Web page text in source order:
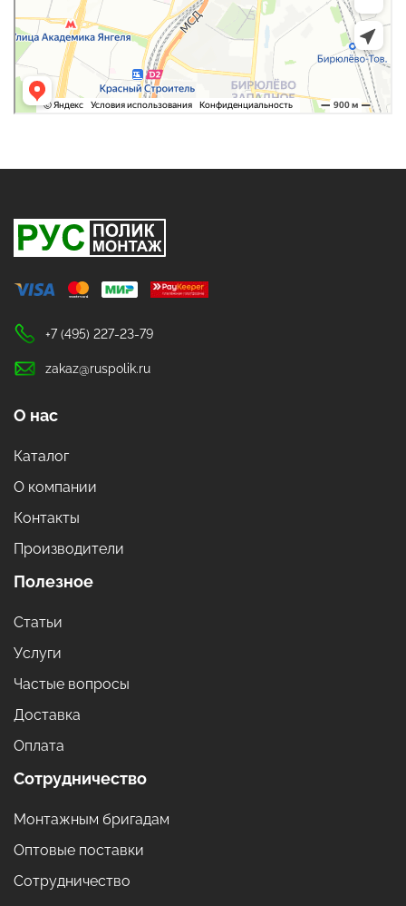
+7 (495) 227-23-79
zakaz@ruspolik.ru
О нас
Каталог
О компании
Контакты
Производители
Полезное
Статьи
Услуги
Частые вопросы
Доставка
Оплата
Сотрудничество
Монтажным бригадам
Оптовые поставки
Сотрудничество